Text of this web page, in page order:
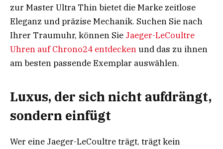
zur Master Ultra Thin bietet die Marke zeitlose
Eleganz und präzise Mechanik. Suchen Sie nach
Ihrer Traumuhr, können Sie Jaeger-LeCoultre
Uhren auf Chrono24 entdeckenund das zu ihnen
am besten passende Exemplar auswählen.
Luxus, der sich nicht aufdrängt,
sondern einfügt
Wer eine Jaeger-LeCoultre trägt, trägt kein